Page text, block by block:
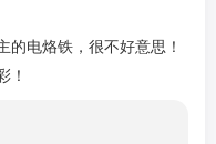
电烙铁，很不好意思！
！